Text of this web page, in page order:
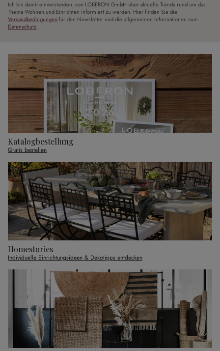
Ich bin damit einverstanden, von LOBERON GmbH über aktuelle Trends rund um das
Thema Wohnen und Einrichten informiert zu werden. Hier finden Sie die
Versandbedingungen für den Newsletter und die allgemeinen Informationen zum
Datenschutz.
Katalogbestellung
Gratis bestellen
Homestories
Individuelle Einrichtungsideen & Dekotipps entdecken